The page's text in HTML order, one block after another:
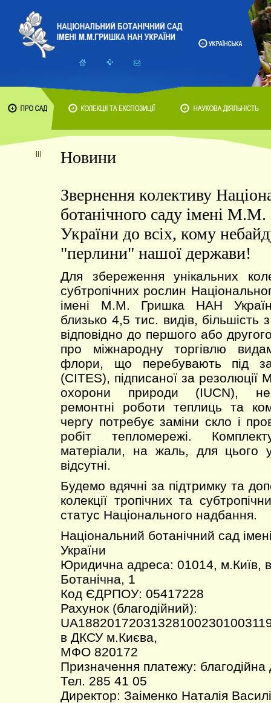
Новини
Звернення колективу
ботанічного саду імені
України до всіх, кому
"перлини" нашої держави!
Для збереження унікальних
субтропічних рослин
імені М.М. Гришка НАН
близько 4,5 тис. видів, більшість
відповідно до першого або
про міжнародну торгівлю
флори, що перебувають під
(CITES), підписаної за резолюції
охорони природи (IUCN),
ремонтні роботи теплиць та
чергу потребує заміни скло і
робіт тепломережі.
матеріали, на жаль, для цього
відсутні.
Будемо вдячні за підтримку та
колекції тропічних та
статус Національного надбання.
Національний ботанічний сад
України
Юридична адреса: 01014, м.Київ,
Ботанічна, 1
Код ЄДРПОУ: 05417228
Рахунок (благодійний):
в ДКСУ м.Києва,
МФО 820172
Призначення платежу: благодійна
Тел. 285 41 05
Директор: Заіменко Наталія